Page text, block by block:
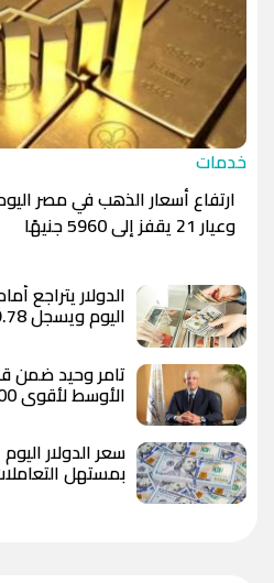
خدمات
وعيار 21 يقفز إلى 5960 جنيهًا
الدولار يتراجع
المصري
تامر وحيد ضمن
الأوسط لأقوى 100 رئيس تنفيذي لعام 2026
بمستهل